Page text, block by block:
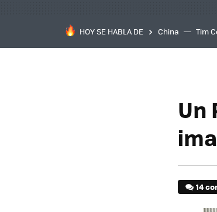
HOY SE HABLA DE China Tim
Un
14